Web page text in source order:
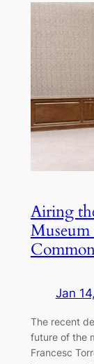
Airing
Jan
The recent
future of the
Francesc